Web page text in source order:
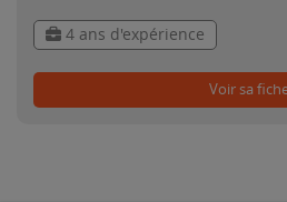
4 ans d'expérience
Voir sa